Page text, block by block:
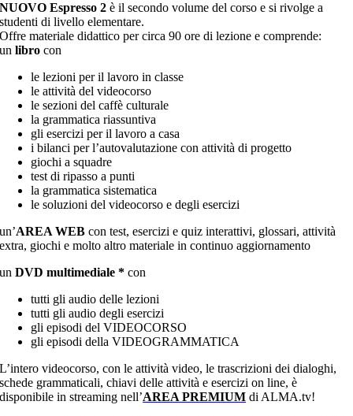
NUOVO Espresso 2 è il secondo volume del corso e si rivolge a
studenti di livello elementare.
Offre materiale didattico per circa 90 ore di lezione e comprende:
unlibrocon
le lezioni per il lavoro in classe
le attività del videocorso
le sezioni del caffè culturale
la grammatica riassuntiva
gli esercizi per il lavoro a casa
i bilanci per l’autovalutazione con attività di progetto
giochi a squadre
test di ripasso a punti
la grammatica sistematica
le soluzioni del videocorso e degli esercizi
un’AREA WEB con test, esercizi e quiz interattivi, glossari, attività
extra, giochi e molto altro materiale in continuo aggiornamento
unDVD multimediale *con
tutti gli audio delle lezioni
tutti gli audio degli esercizi
gli episodi del VIDEOCORSO
gli episodi della VIDEOGRAMMATICA
L’intero videocorso, con le attività video, le trascrizioni dei dialoghi,
schede grammaticali, chiavi delle attività e esercizi on line, è
disponibile in streaming nell’AREA PREMIUM di ALMA.tv!